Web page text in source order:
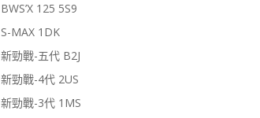
BWS’X 125 5S9
S-MAX 1DK
新勁戰-五代 B2J
新勁戰-4代 2US
新勁戰-3代 1MS